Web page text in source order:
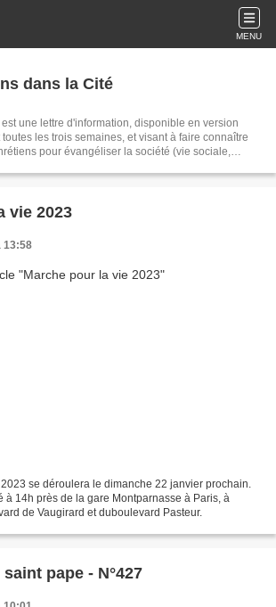
MENU
dans la Cité
une lettre d'information, disponible en version
les trois semaines, et visant à faire connaître
pour évangéliser la société (vie sociale,
vie 2023
13:58
se déroulera le dimanche 22 janvier prochain.
à 14h près de la gare Montparnasse à Paris, à
de Vaugirard et duboulevard Pasteur.
pape - N°427